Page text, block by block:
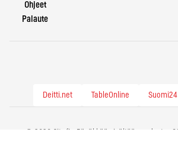
Ohjeet
Palaute
Deitti.net TableOnline Suomi24